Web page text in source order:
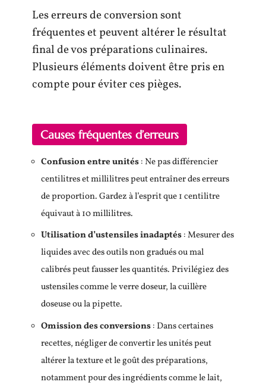
Les erreurs de conversion sont
fréquentes et peuvent altérer le résultat
final de vos préparations culinaires.
Plusieurs éléments doivent être pris en
compte pour éviter ces pièges.
Causes fréquentes d’erreurs
Confusion entre unités: Ne pas différencier
centilitres et millilitres peut entraîner des erreurs
de proportion. Gardez à l’esprit que 1 centilitre
équivaut à 10 millilitres.
Utilisation d’ustensiles inadaptés: Mesurer des
liquides avec des outils non gradués ou mal
calibrés peut fausser les quantités. Privilégiez des
ustensiles comme le verre doseur, la cuillère
doseuse ou la pipette.
Omission des conversions: Dans certaines
recettes, négliger de convertir les unités peut
altérer la texture et le goût des préparations,
notamment pour des ingrédients comme le lait,